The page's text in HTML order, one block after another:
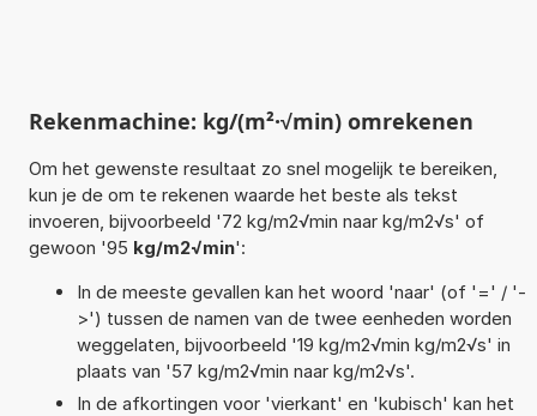
Rekenmachine: kg/(m²·√min) omrekenen
Om het gewenste resultaat zo snel mogelijk te bereiken,
kun je de om te rekenen waarde het beste als tekst
invoeren, bijvoorbeeld '72 kg/m2√min naar kg/m2√s' of
gewoon '95 kg/m2√min':
In de meeste gevallen kan het woord 'naar' (of '=' / '-
>') tussen de namen van de twee eenheden worden
weggelaten, bijvoorbeeld '19 kg/m2√min kg/m2√s' in
plaats van '57 kg/m2√min naar kg/m2√s'.
In de afkortingen voor 'vierkant' en 'kubisch' kan het